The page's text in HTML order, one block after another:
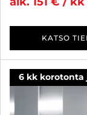
KATSO
6 kk